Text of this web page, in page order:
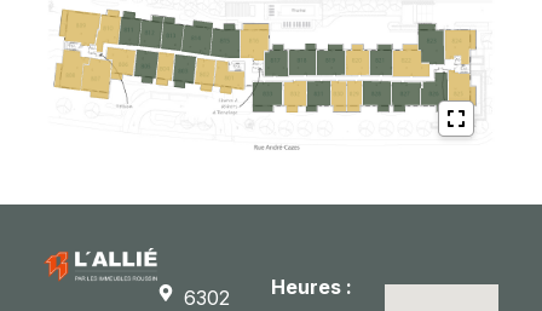
6302
Heures :